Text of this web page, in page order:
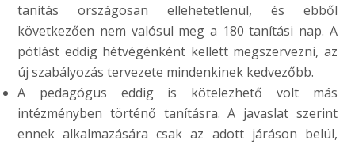
tanítás országosan ellehetetlenül, és ebből
következően nem valósul meg a 180 tanítási nap. A
pótlást eddig hétvégénként kellett megszervezni, az
új szabályozás tervezete mindenkinek kedvezőbb.
A pedagógus eddig is kötelezhető volt más
intézményben történő tanításra. A javaslat szerint
ennek alkalmazására csak az adott járáson belül,